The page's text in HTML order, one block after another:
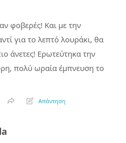
φοβερές! Και με την
για το λεπτό λουράκι, θα
άνετες! Ερωτεύτηκα την
πολύ ωραία έμπνευση το
Απάντηση